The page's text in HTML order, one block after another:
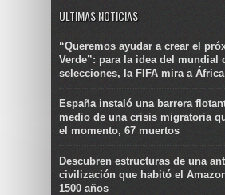
ULTIMAS NOTICIAS
“Queremos ayudar a crear el
Verde”: para la idea del mundial
selecciones, la FIFA mira a África
España instaló una barrera
medio de una crisis migratoria
el momento, 67 muertos
Descubren estructuras de una
civilización que habitó el
1500 años